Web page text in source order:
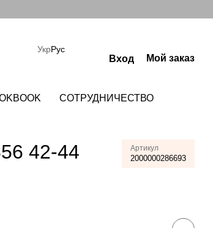
УкрРус
Вход Мой заказ
СОТРУДНИЧЕСТВО
42-44
Артикул
2000000286693